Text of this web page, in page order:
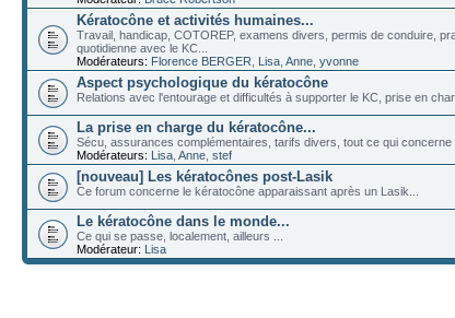
Kératocône et activités humaines...
Travail, handicap, COTOREP, examens divers, permis de conduire,
quotidienne avec le KC...
Modérateurs: Florence BERGER Lisa Anne yvonne
Aspect psychologique du kératocône
Relations avec l'entourage et difficultés à supporter le KC, prise en
La prise en charge du kératocône...
Sécu, assurances complémentaires, tarifs divers, tout ce qui concerne
Modérateurs: Lisa Anne stef
[nouveau] Les kératocônes post-Lasik
Ce forum concerne le kératocône apparaissant après un Lasik...
Le kératocône dans le monde...
Ce qui se passe, localement, ailleurs ...
Modérateur: Lisa